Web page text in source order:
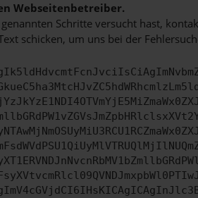
Webseitenbetreiber.
Schritte versucht hast,
schicken, um uns bei der